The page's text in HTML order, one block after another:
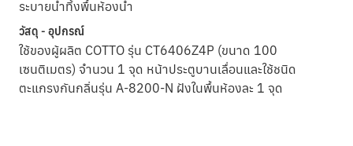
ระบายน้ำทิ้งพื้นห้องน้ำ
วัสดุ - อุปกรณ์
ใช้ของผู้ผลิต COTTO รุ่น CT6406Z4P (ขนาด 100
เซนติเมตร) จำนวน 1 จุด หน้าประตูบานเลื่อนและใช้ชนิด
ตะแกรงกันกลิ่นรุ่น A-8200-N ฝังในพื้นห้องละ 1 จุด